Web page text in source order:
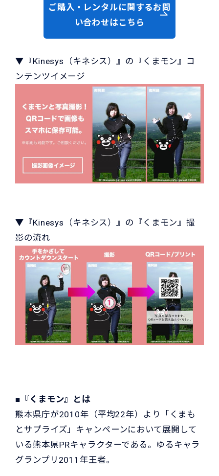
ご購入・レンタルに関するお問
い合わせはこちら
▼『Kinesys（キネシス）』の『くまモン』コ
ンテンツイメージ
▼『Kinesys（キネシス）』の『くまモン』撮
影の流れ
■『くまモン』とは
熊本県庁が2010年（平均22年）より「くまも
とサプライズ」キャンペーンにおいて展開して
いる熊本県PRキャラクターである。ゆるキャラ
グランプリ2011年王者。